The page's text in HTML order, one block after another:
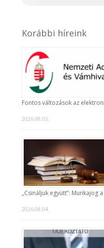
Korábbi híreink
Fontos változások az
2026.08.05.
„Csináljuk együtt”: Munkajog
2026.08.04.